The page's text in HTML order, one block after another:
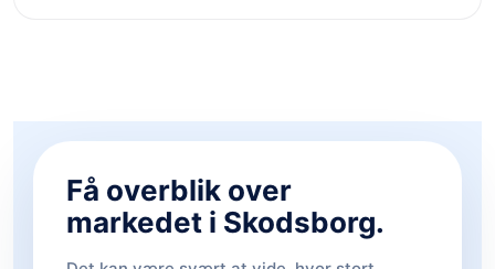
Få overblik over
markedet i Skodsborg.